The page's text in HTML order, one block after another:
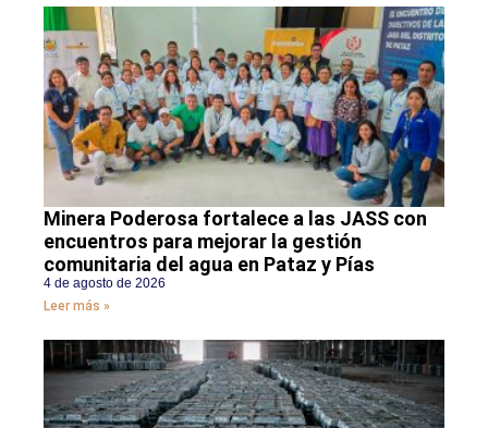
Minera Poderosa fortalece a las JASS con
encuentros para mejorar la gestión
comunitaria del agua en Pataz y Pías
4 de agosto de 2026
Leer más »